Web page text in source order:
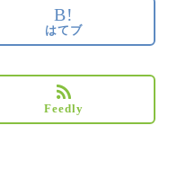
B!
はてブ
Feedly